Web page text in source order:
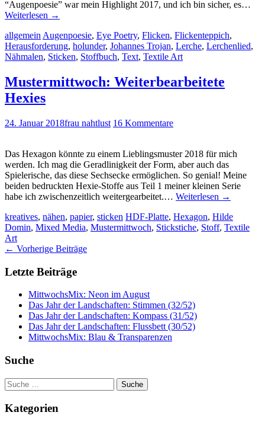
“Augenpoesie” war mein Highlight 2017, und ich bin sicher, es…
Weiterlesen →
allgemein Augenpoesie, Eye Poetry, Flicken, Flickenteppich,
Herausforderung, holunder, Johannes Trojan, Lerche, Lerchenlied,
Nähmalen, Sticken, Stoffbuch, Text, Textile Art
Mustermittwoch: Weiterbearbeitete
Hexies
24. Januar 2018frau nahtlust 16 Kommentare
Das Hexagon könnte zu einem Lieblingsmuster 2018 für mich
werden. Ich mag die Geradlinigkeit der Form, aber auch das
Spielerische, das diese Sechsecke ermöglichen. So genial! Meine
beiden bedruckten Hexie-Stoffe aus Teil 1 meiner kleinen Serie
habe ich zwischenzeitlich weitergearbeitet.… Weiterlesen →
kreatives, nähen, papier, sticken HDF-Platte, Hexagon, Hilde
Domin, Mixed Media, Mustermittwoch, Stickstiche, Stoff, Textile
Art
Artikel-
← Vorherige Beiträge
Letzte Beiträge
MittwochsMix: Neon im August
Das Jahr der Landschaften: Stimmen (32/52)
Das Jahr der Landschaften: Kompass (31/52)
Das Jahr der Landschaften: Flussbett (30/52)
MittwochsMix: Blau & Transparenzen
Suche
Suche
nach:
Kategorien